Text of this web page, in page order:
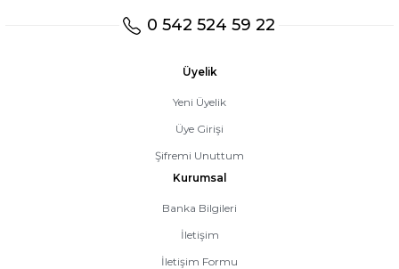
0 542 524 59 22
Üyelik
Yeni Üyelik
Üye Girişi
Şifremi Unuttum
Kurumsal
Banka Bilgileri
İletişim
İletişim Formu